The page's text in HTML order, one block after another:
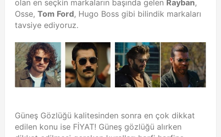
olan en seçkin markaların başında gelen Rayban,
Osse, Tom Ford, Hugo Boss gibi bilindik markaları
tavsiye ediyoruz.
Güneş Gözlüğü kalitesinden sonra en çok dikkat
edilen konu ise FİYAT! Güneş gözlüğü alırken